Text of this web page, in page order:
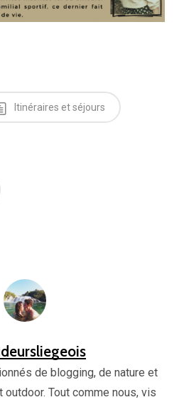
Itinéraires et séjours
de blogging, de nature et
Tout comme nous, vis